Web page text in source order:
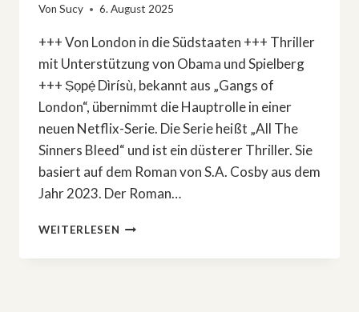
Von Sucy 6. August 2025
+++ Von London in die Südstaaten +++ Thriller
mit Unterstützung von Obama und Spielberg
+++ Ṣọpẹ́ Dìrísù, bekannt aus „Gangs of
London“, übernimmt die Hauptrolle in einer
neuen Netflix-Serie. Die Serie heißt „All The
Sinners Bleed“ und ist ein düsterer Thriller. Sie
basiert auf dem Roman von S.A. Cosby aus dem
Jahr 2023. Der Roman…
WEITERLESEN NEUE
SERIE